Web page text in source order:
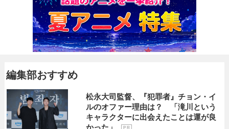
編集部おすすめ
松永大司監督、『犯罪者』チョン・イ
ルのオファー理由は？ 「滝川という
キャラクターに出会えたことは運が良
P R